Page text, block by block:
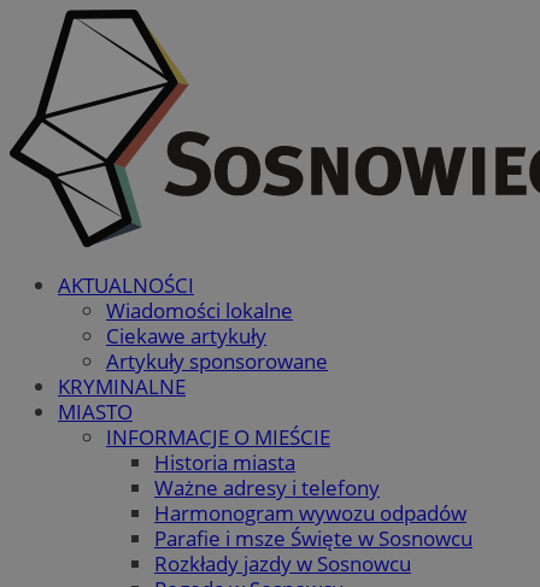
AKTUALNOŚCI
Wiadomości lokalne
Ciekawe artykuły
Artykuły sponsorowane
KRYMINALNE
MIASTO
INFORMACJE O MIEŚCIE
Historia miasta
Ważne adresy i telefony
Harmonogram wywozu odpadów
Parafie i msze Święte w Sosnowcu
Rozkłady jazdy w Sosnowcu